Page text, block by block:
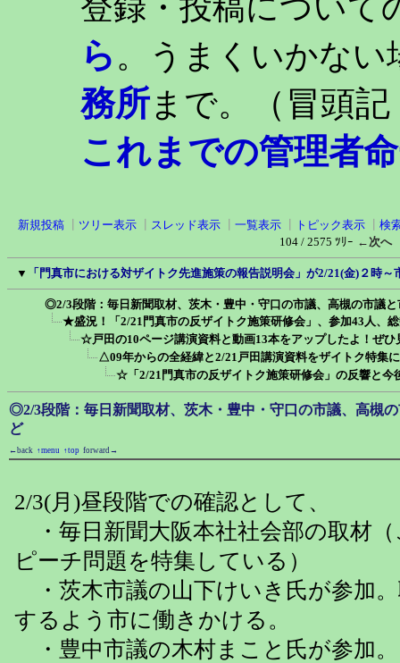
登録・投稿について
ら。うまくいかない
務所まで。 （冒
これまでの管理者
新規投稿 ツリー表示 スレッド表示 一覧表示 トピック表示
検
104 / 2575 ﾂﾘｰ ←次へ
▼ 「門真市における対ザイトク先進施策の報告説明会」が2/21(金)２時～
◎2/3段階：毎日新聞取材、茨木・豊中・守口の市議、高槻の市議
★盛況！「2/21門真市の反ザイトク施策研修会」、参加43人、
☆戸田の10ページ講演資料と動画13本をアップしたよ！ぜひ
△09年からの全経緯と2/21戸田講演資料をザイトク特集
☆「2/21門真市の反ザイトク施策研修会」の反響と今
◎2/3段階：毎日新聞取材、茨木・豊中・守口の市議、高槻
ど
←back ↑menu ↑top forward→
2/3(月)昼段階での確認として、
・毎日新聞大阪本社社会部の取材
ピーチ問題を特集している）
・茨木市議の山下けいき氏が参加
するよう市に働きかける。
・豊中市議の木村まこと氏が参加。